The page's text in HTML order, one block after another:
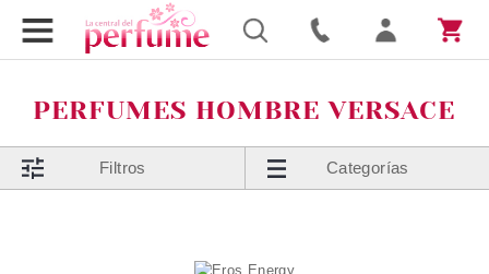
PERFUMES HOMBRE VERSACE
Filtros Categorías